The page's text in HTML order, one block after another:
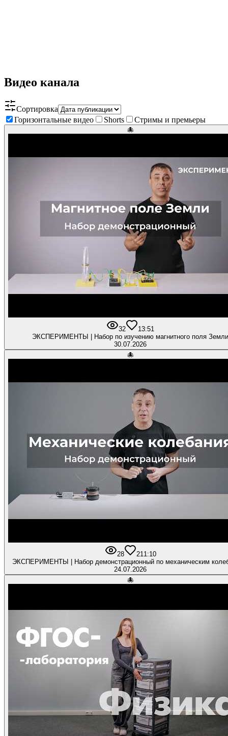
Видео канала
Сортировка
Горизонтальные видео
Shorts Стримы и премьеры
🐙
32 13:51
ЭКСПЕРИМЕНТЫ | Набор по изучению магнитного поля Земли
30.07.2026
🐙
28 211:10
ЭКСПЕРИМЕНТЫ | Набор демонстрационный по механическим
24.07.2026
🐙